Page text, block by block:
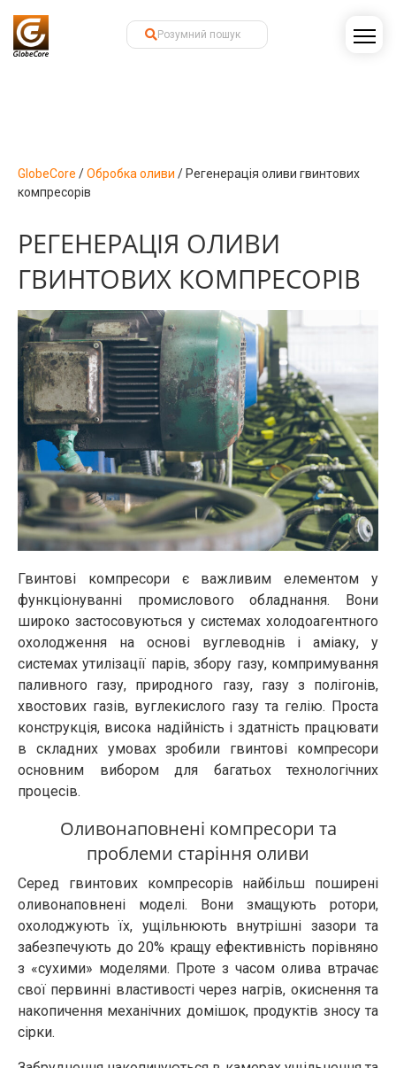
GlobeCore /Обробка оливи / Регенерація оливи гвинтових
компресорів
РЕГЕНЕРАЦІЯ ОЛИВИ
ГВИНТОВИХ КОМПРЕСОРІВ
Гвинтові компресори є важливим елементом у
функціонуванні промислового обладнання. Вони
широко застосовуються у системах холодоагентного
охолодження на основі вуглеводнів і аміаку, у
системах утилізації парів, збору газу, компримування
паливного газу, природного газу, газу з полігонів,
хвостових газів, вуглекислого газу та гелію. Проста
конструкція, висока надійність і здатність працювати
в складних умовах зробили гвинтові компресори
основним вибором для багатьох технологічних
процесів.
Оливонаповнені компресори та
проблеми старіння оливи
Серед гвинтових компресорів найбільш поширені
оливонаповнені моделі. Вони змащують ротори,
охолоджують їх, ущільнюють внутрішні зазори та
забезпечують до 20% кращу ефективність порівняно
з «сухими» моделями. Проте з часом олива втрачає
свої первинні властивості через нагрів, окиснення та
накопичення механічних домішок, продуктів зносу та
сірки.